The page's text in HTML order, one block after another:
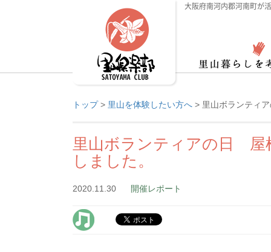
大阪府南河内郡河南町が
トップ> 里山を体験したい方へ > 里山ボランティ
里山ボランティアの日 屋
しました。
2020.11.30 開催レポート